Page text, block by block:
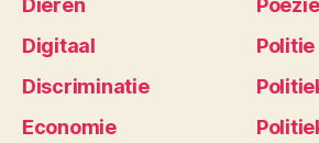
Digitaal
Discriminatie
Economie
Politie